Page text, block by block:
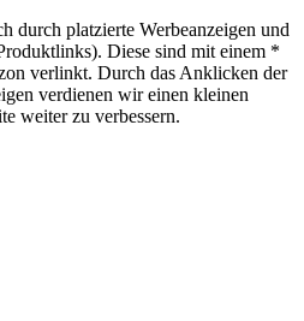
durch platzierte Werbeanzeigen und
Diese sind mit einem *
verlinkt. Durch das Anklicken der
verdienen wir einen kleinen
weiter zu verbessern.